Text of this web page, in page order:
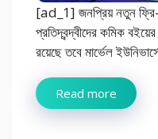
[ad_1] জনপ্রিয় নতুন ফ্রি-
প্রতিদ্বন্দ্বীদের কমিক
রয়েছে তবে মার্ভেল
Read more